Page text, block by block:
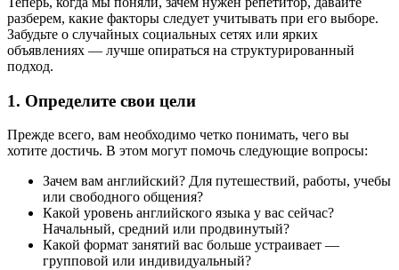
разберем, какие факторы следует учитывать при его выборе.
Забудьте о случайных социальных сетях или ярких
объявлениях — лучше опираться на структурированный
подход.
1. Определите свои цели
Прежде всего, вам необходимо четко понимать, чего вы
хотите достичь. В этом могут помочь следующие вопросы:
Зачем вам английский? Для путешествий, работы, учебы
или свободного общения?
Какой уровень английского языка у вас сейчас?
Начальный, средний или продвинутый?
Какой формат занятий вас больше устраивает —
групповой или индивидуальный?